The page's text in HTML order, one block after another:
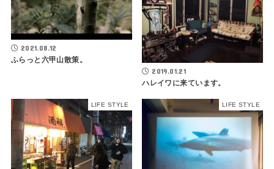
2021.08.12
ふらっと六甲山散策。
2019.01.21
ハレイワに来ています。
LIFE STYLE LIFE STYLE